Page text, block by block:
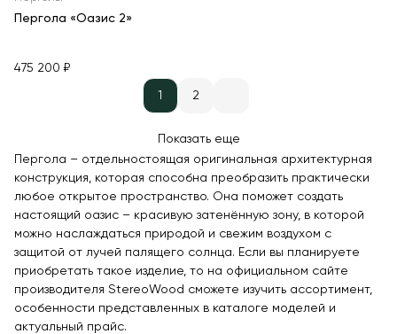
Пергола «Оазис 2»
475 200 ₽
1 2
Показать еще
Пергола – отдельностоящая оригинальная архитектурная
конструкция, которая способна преобразить практически
любое открытое пространство. Она поможет создать
настоящий оазис – красивую затенённую зону, в которой
можно наслаждаться природой и свежим воздухом с
защитой от лучей палящего солнца. Если вы планируете
приобретать такое изделие, то на официальном сайте
производителя StereoWood сможете изучить ассортимент,
особенности представленных в каталоге моделей и
актуальный прайс.